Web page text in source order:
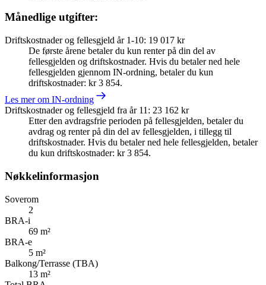
Månedlige utgifter:
Driftskostnader og fellesgjeld år 1-10: 19 017 kr
De første årene betaler du kun renter på din del av
fellesgjelden og driftskostnader. Hvis du betaler ned hele
fellesgjelden gjennom IN-ordning, betaler du kun
driftskostnader: kr 3 854.
Les mer om IN-ordning
Driftskostnader og fellesgjeld fra år 11 : 23 162 kr
Etter den avdragsfrie perioden på fellesgjelden, betaler du
avdrag og renter på din del av fellesgjelden, i tillegg til
driftskostnader. Hvis du betaler ned hele fellesgjelden, betaler
du kun driftskostnader: kr 3 854.
Nøkkelinformasjon
Soverom
2
BRA-i
69 m²
BRA-e
5 m²
Balkong/Terrasse (TBA)
13 m²